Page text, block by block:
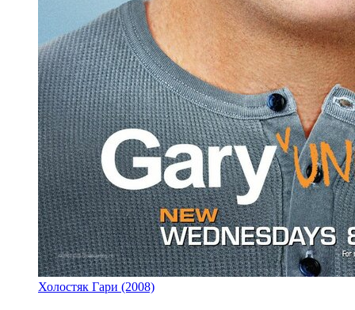
Холостяк Гари (2008)